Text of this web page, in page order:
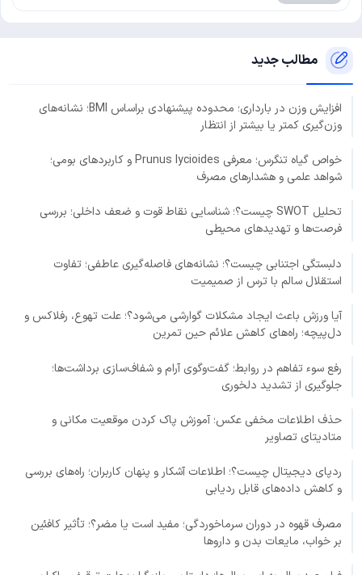
مطالب جدید
افزایش وزن در بارداری؛ محدوده پیشنهادی براساس BMI؛ نشانه‌های
وزن‌گیری کمتر یا بیشتر از انتظار
خواص گیاه تنگرس؛ معرفی Prunus lycioides و کاربردهای بومی؛
شواهد علمی و هشدارهای مصرف
تحلیل SWOT چیست؟؛ شناسایی نقاط قوت و ضعف داخلی؛ بررسی
فرصت‌ها و تهدیدهای محیطی
دلبستگی اجتنابی چیست؟؛ نشانه‌های فاصله‌گیری عاطفی؛ تفاوت
استقلال سالم با ترس از صمیمیت
آیا ورزش باعث ایجاد مشکلات گوارشی می‌شود؟؛ علت تهوع، رفلاکس و
دل‌پیچه؛ راه‌های کاهش علائم حین تمرین
رفع سوء تفاهم در روابط؛ گفت‌وگوی آرام و شفاف‌سازی برداشت‌ها؛
جلوگیری از تشدید دلخوری
حذف اطلاعات مخفی عکس؛ آموزش پاک کردن موقعیت مکانی و
متادیتای تصاویر
ردپای دیجیتال چیست؟؛ اطلاعات آشکار و پنهان کاربران؛ راه‌های بررسی
و کاهش داده‌های قابل ردیابی
مصرف قهوه در دوران سرماخوردگی؛ مفید است یا مضر؟؛ تأثیر کافئین
بر خواب، مایعات بدن و داروها